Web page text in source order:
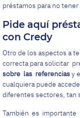
préstamos para no tener
Pide aquí
con Credy
Otro de los aspectos a
correcta para solicitar
sobre las referenciasy
cualquiera puede
diferentes sectores, tan
También es